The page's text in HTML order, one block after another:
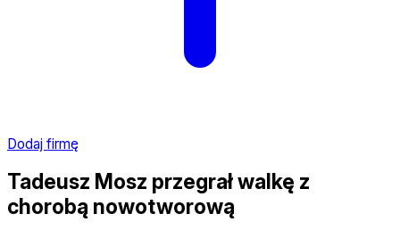
Dodaj firmę
Tadeusz Mosz przegrał walkę z
chorobą nowotworową